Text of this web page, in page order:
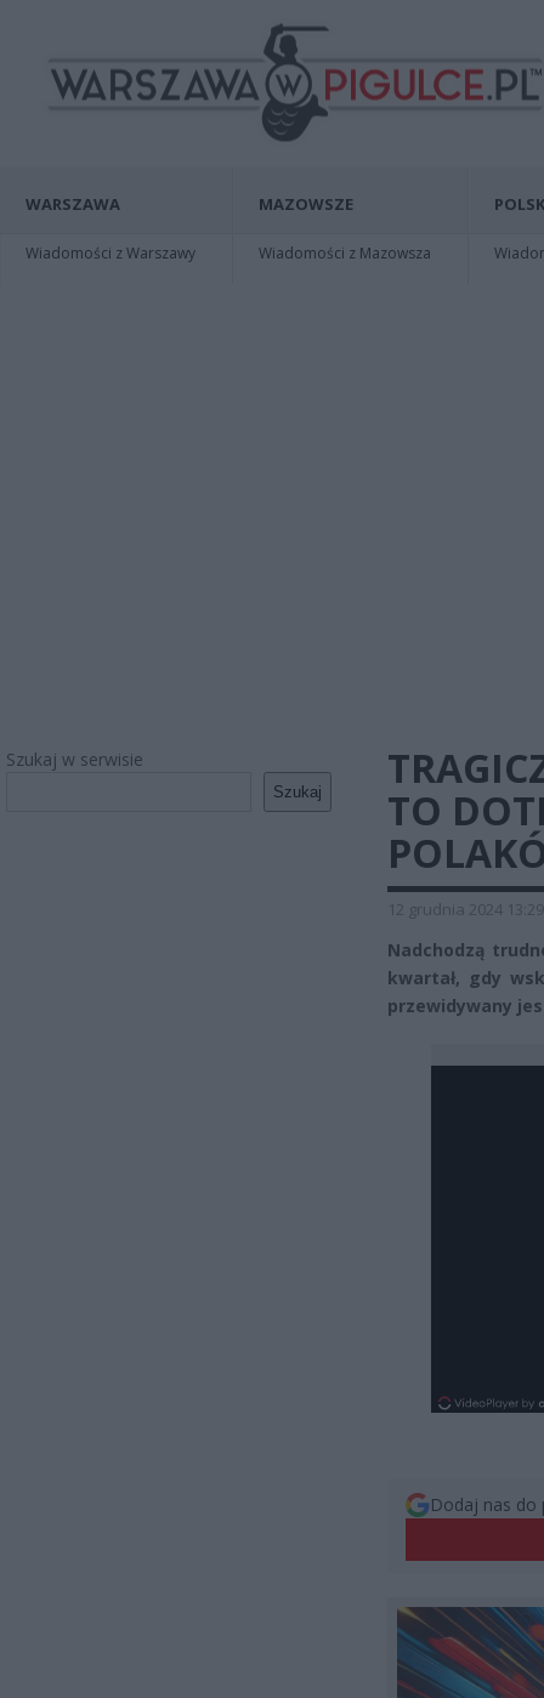
WARSZAWA
Wiadomości z Warszawy
MAZOWSZE
Wiadomości z Mazowsza
Szukaj w serwisie
Szukaj
TO
12 grudnia 2024 13:29
Nadchodzą
kwartał, gdy
przewidywany
Dodaj nas do